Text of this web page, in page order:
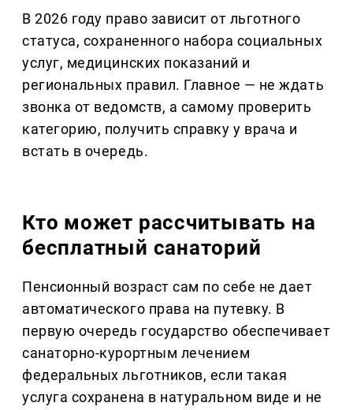
В 2026 году право зависит от льготного
статуса, сохраненного набора социальных
услуг, медицинских показаний и
региональных правил. Главное — не ждать
звонка от ведомств, а самому проверить
категорию, получить справку у врача и
встать в очередь.
Кто может рассчитывать на
бесплатный санаторий
Пенсионный возраст сам по себе не дает
автоматического права на путевку. В
первую очередь государство обеспечивает
санаторно-курортным лечением
федеральных льготников, если такая
услуга сохранена в натуральном виде и не